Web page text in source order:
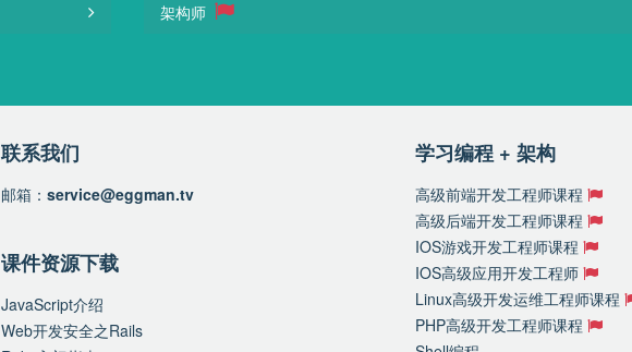
架构师
联系我们
邮箱： service@eggman.tv
课件资源下载
JavaScript介绍
Web开发安全之Rails
学习编程 + 架构
高级前端开发工程师课程
高级后端开发工程师课程
IOS游戏开发工程师课程
IOS高级应用开发工程师
Linux高级开发运维工程师课程
PHP高级开发工程师课程